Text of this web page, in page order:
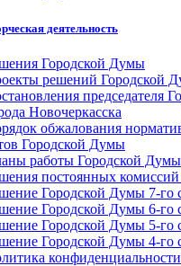
деятельность
Городской Думы
решений Городской
председателя
Новочеркасска
обжалования
Городской Думы
работы Городской Думы
постоянных
Городской Думы 7-го
Городской Думы 6-го
Городской Думы 5-го
Городской Думы 4-го
конфиденциальности